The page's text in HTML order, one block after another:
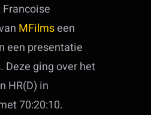
MFilmseen
een presentatie
Deze ging over het
HR(D) in
70:20:10.